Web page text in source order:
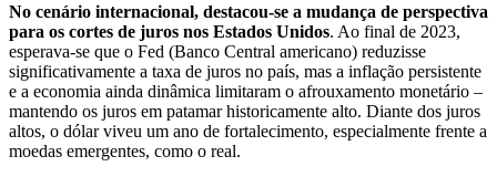
No cenário internacional, destacou-se a mudança de perspectiva
para os cortes de juros nos Estados Unidos. Ao final de 2023,
esperava-se que o Fed (Banco Central americano) reduzisse
significativamente a taxa de juros no país, mas a inflação persistente
e a economia ainda dinâmica limitaram o afrouxamento monetário –
mantendo os juros em patamar historicamente alto. Diante dos juros
altos, o dólar viveu um ano de fortalecimento, especialmente frente a
moedas emergentes, como o real.